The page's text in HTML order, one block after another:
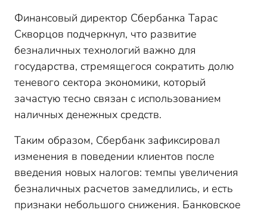
Финансовый директор Сбербанка Тарас
Скворцов подчеркнул, что развитие
безналичных технологий важно для
государства, стремящегося сократить долю
теневого сектора экономики, который
зачастую тесно связан с использованием
наличных денежных средств.
Таким образом, Сбербанк зафиксировал
изменения в поведении клиентов после
введения новых налогов: темпы увеличения
безналичных расчетов замедлились, и есть
признаки небольшого снижения. Банковское